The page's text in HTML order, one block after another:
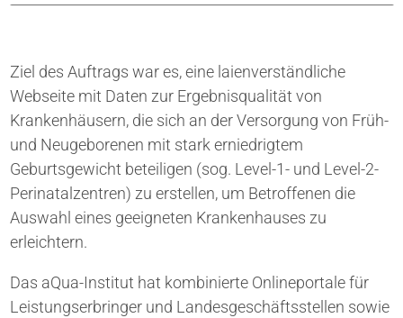
Ziel des Auftrags war es, eine laienverständliche
Webseite mit Daten zur Ergebnisqualität von
Krankenhäusern, die sich an der Versorgung von Früh-
und Neugeborenen mit stark erniedrigtem
Geburtsgewicht beteiligen (sog. Level-1- und Level-2-
Perinatalzentren) zu erstellen, um Betroffenen die
Auswahl eines geeigneten Krankenhauses zu
erleichtern.
Das aQua-Institut hat kombinierte Onlineportale für
Leistungserbringer und Landesgeschäftsstellen sowie